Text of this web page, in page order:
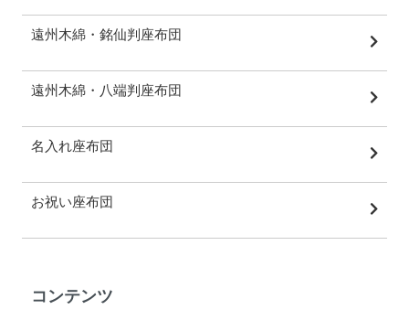
遠州木綿・銘仙判座布団
遠州木綿・八端判座布団
名入れ座布団
お祝い座布団
コンテンツ